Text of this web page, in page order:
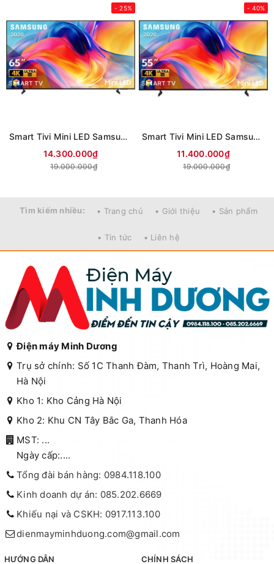
- 25%
Smart Tivi Mini LED Samsung AI 4K 65 inch UA65M77HA (Mới 2026)
14.300.000₫
19.000.000₫
- 40%
Smart Tivi Mini LED Samsung AI 4K 55 inch UA55M77HA (Mới 2026)
11.400.000₫
19.000.000₫
Tìm kiếm nhiều: • Trang chủ • Giới thiệu • Sản phẩm
• Tin tức • Liên hệ
Điện máy Minh Dương
Trụ sở chính: Số 1C Thanh Đàm, Thanh Trì, Hoàng Mai,
Hà Nội
Kho 1: Kho Cảng Hà Nội
Kho 2: Khu CN Tây Bắc Ga, Thanh Hóa
MST: ...
Ngày cấp:....
Tổng đài bán hàng: 0984.118.100
Kinh doanh dự án: 085.202.6669
Khiếu nại và CSKH: 0917.113.100
dienmayminhduong.com@gmail.com
HƯỚNG DẪN CHÍNH SÁCH